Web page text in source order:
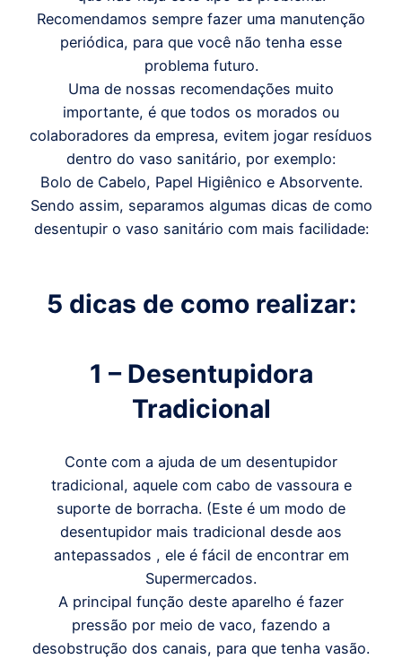
Recomendamos sempre fazer uma manutenção
periódica, para que você não tenha esse
problema futuro.
Uma de nossas recomendações muito
importante, é que todos os morados ou
colaboradores da empresa, evitem jogar resíduos
dentro do vaso sanitário, por exemplo:
Bolo de Cabelo, Papel Higiênico e Absorvente.
Sendo assim, separamos algumas dicas de como
desentupir o vaso sanitário com mais facilidade:
5 dicas de como realizar:
1 – Desentupidora
Tradicional
Conte com a ajuda de um desentupidor
tradicional, aquele com cabo de vassoura e
suporte de borracha. (Este é um modo de
desentupidor mais tradicional desde aos
antepassados , ele é fácil de encontrar em
Supermercados.
A principal função deste aparelho é fazer
pressão por meio de vaco, fazendo a
desobstrução dos canais, para que tenha vasão.